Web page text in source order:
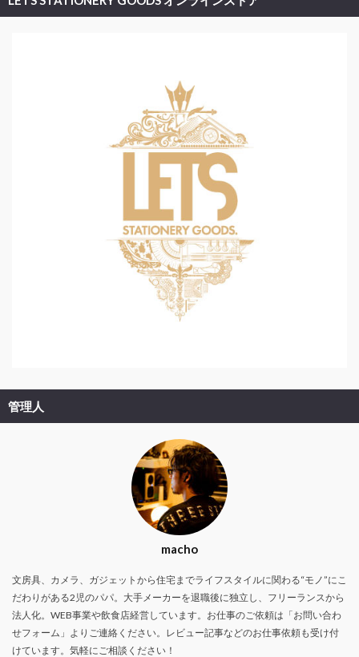
管理人
macho
文房具、カメラ、ガジェットから住宅までライフスタイルに関わる“モノ”にこ
だわりがある2児のパパ。大手メーカーを退職後に独立し、フリーランスから
法人化。WEB事業や飲食店経営しています。お仕事のご依頼は「お問い合わ
せフォーム」よりご連絡ください。レビュー記事などのお仕事依頼も受け付
けています。気軽にご相談ください！